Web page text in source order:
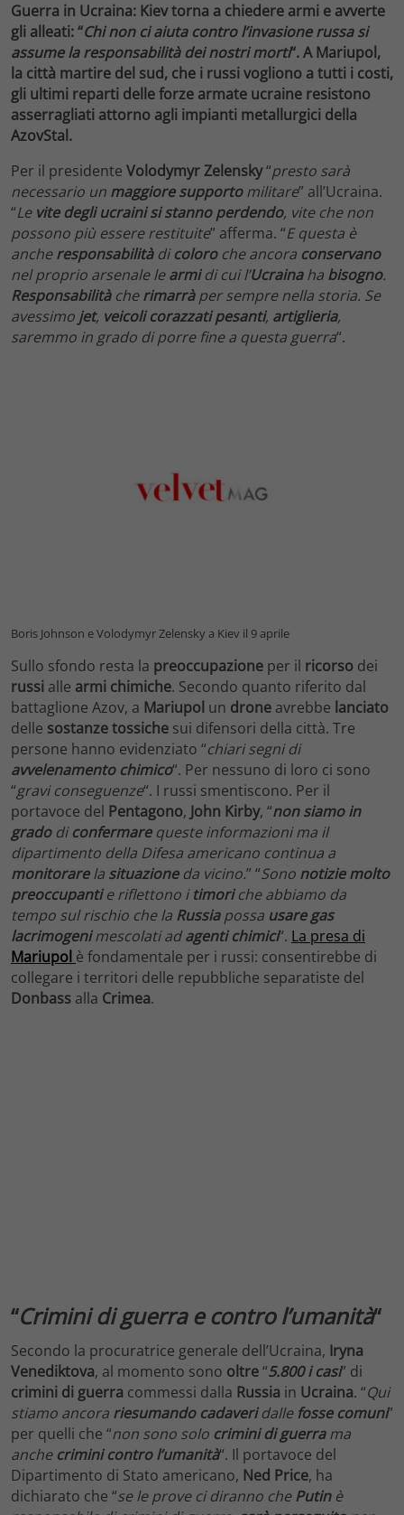
Guerra in Ucraina: Kiev torna a chiedere armi e avverte
gli alleati: “Chi non ci aiuta contro l’invasione russa si
assume la responsabilità dei nostri morti“. A Mariupol,
la città martire del sud, che i russi vogliono a tutti i costi,
gli ultimi reparti delle forze armate ucraine resistono
asserragliati attorno agli impianti metallurgici della
AzovStal.
Per il presidente Volodymyr Zelensky“presto sarà
necessario un maggiore supportomilitare” all’Ucraina.
“Le vite degli ucraini si stanno perdendo, vite che non
possono più essere restituite” afferma. “E questa è
ancheresponsabilitàdicoloroche ancora conservano
nel proprio arsenale learmidi cui l’Ucrainaha bisogno.
Responsabilitàcherimarràper sempre nella storia. Se
avessimo jet, veicoli corazzati pesanti, artiglieria,
saremmo in grado di porre fine a questa guerra“.
Boris Johnson e Volodymyr Zelensky a Kiev il 9 aprile
Sullo sfondo resta la preoccupazione per il ricorso dei
russi alle armi chimiche. Secondo quanto riferito dal
battaglione Azov, a Mariupol un drone avrebbe lanciato
delle sostanzetossiche sui difensori della città. Tre
persone hanno evidenziato “chiari segni di
avvelenamento chimico“. Per nessuno di loro ci sono
“gravi conseguenze“. I russi smentiscono. Per il
portavoce del Pentagono, John Kirby, “non siamo in
gradodiconfermarequeste informazioni ma il
dipartimento della Difesa americano continua a
monitorarela situazioneda vicino.” “Sono notizie molto
preoccupantie riflettono itimoriche abbiamo da
tempo sul rischio che la Russiapossa usare gas
lacrimogenimescolati adagenti chimici“. La presa di
Mariupol è fondamentale per i russi: consentirebbe di
collegare i territori delle repubbliche separatiste del
Donbass alla Crimea.
“Crimini di guerra e contro l’umanità“
Secondo la procuratrice generale dell’Ucraina, Iryna
Venediktova, al momento sono oltre“5.800 i casi” di
crimini di guerra commessi dalla Russia in Ucraina. “Qui
stiamo ancora riesumando cadaveridalle fosse comuni”
per quelli che “non sono solo crimini di guerrama
anchecrimini contro l’umanità“. Il portavoce del
Dipartimento di Stato americano, Ned Price, ha
dichiarato che “se le prove ci diranno chePutinè